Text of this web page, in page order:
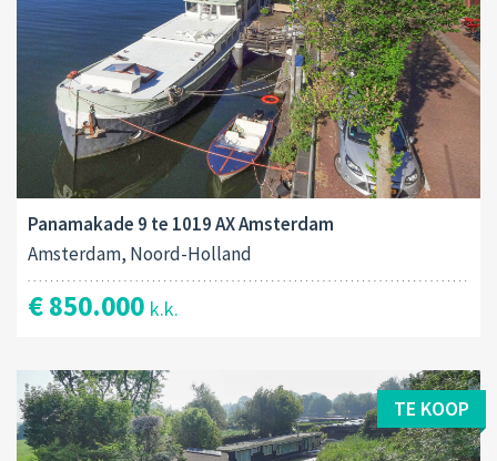
Panamakade 9 te 1019 AX Amsterdam
Amsterdam, Noord-Holland
€ 850.000 k.k.
TE KOOP